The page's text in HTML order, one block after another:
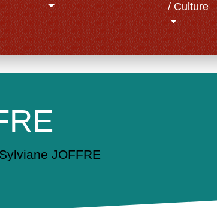
/ Culture
Sylviane JOFFRE